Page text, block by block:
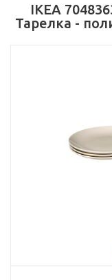
IKEA
Тарелка -